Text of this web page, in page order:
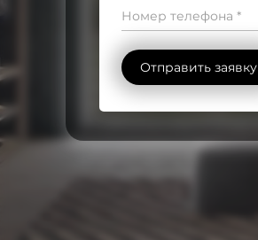
Номер телефона *
Отправить заявку